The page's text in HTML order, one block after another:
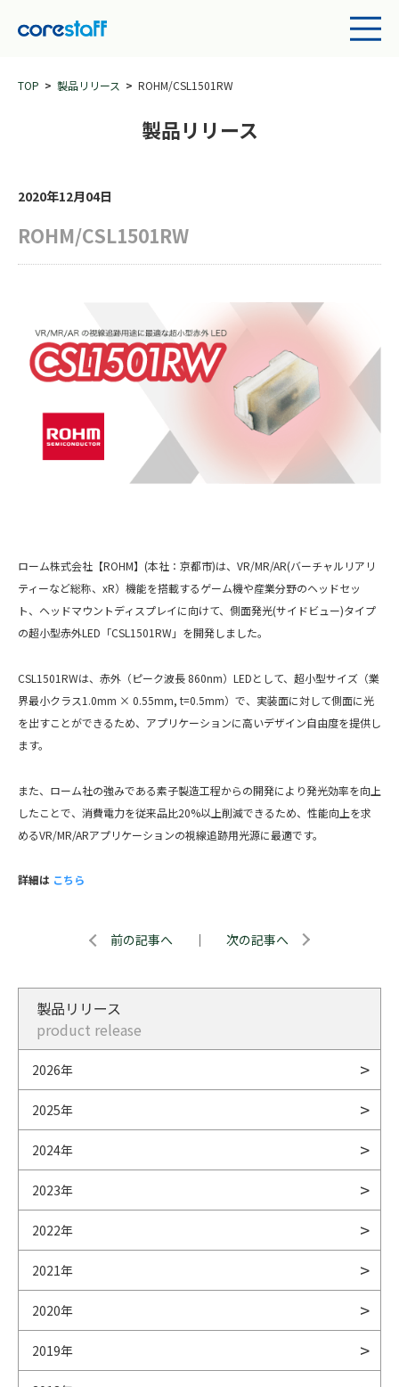
TOP 製品リリース ROHM/CSL1501RW
製品リリース
2020年12月04日
ROHM/CSL1501RW
ローム株式会社【ROHM】(本社：京都市)は、VR/MR/AR(バーチャルリアリ
ティーなど総称、xR）機能を搭載するゲーム機や産業分野のヘッドセッ
ト、ヘッドマウントディスプレイに向けて、側面発光(サイドビュー)タイプ
の超小型赤外LED「CSL1501RW」を開発しました。
CSL1501RWは、赤外（ピーク波長 860nm）LEDとして、超小型サイズ（業
界最小クラス1.0mm × 0.55mm, t=0.5mm）で、実装面に対して側面に光
を出すことができるため、アプリケーションに高いデザイン自由度を提供し
ます。
また、ローム社の強みである素子製造工程からの開発により発光効率を向上
したことで、消費電力を従来品比20%以上削減できるため、性能向上を求
めるVR/MR/ARアプリケーションの視線追跡用光源に最適です。
詳細は こちら
前の記事へ ｜ 次の記事へ
製品リリース
product release
2026年
2025年
2024年
2023年
2022年
2021年
2020年
2019年